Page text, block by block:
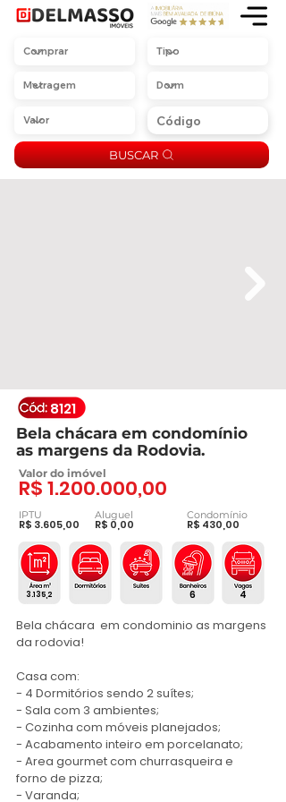
BUSCAR
8121
Bela chácara em condomínio
as margens da Rodovia.
Valor do imóvel
R$1.200.000,00
IPTU
R$ 3.605,00
Aluguel
R$ 0,00
Condomínio
R$ 430,00
6 4
3.135,2
Bela chácara  em condominio as margens
da rodovia!
Casa com:
- 4 Dormitórios sendo 2 suítes;
- Sala com 3 ambientes;
- Cozinha com móveis planejados;
- Acabamento inteiro em porcelanato;
- Area gourmet com churrasqueira e
forno de pizza;
- Varanda;